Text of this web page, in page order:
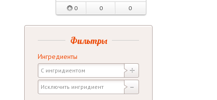
0 0 0
Фильтры
Ингредиенты